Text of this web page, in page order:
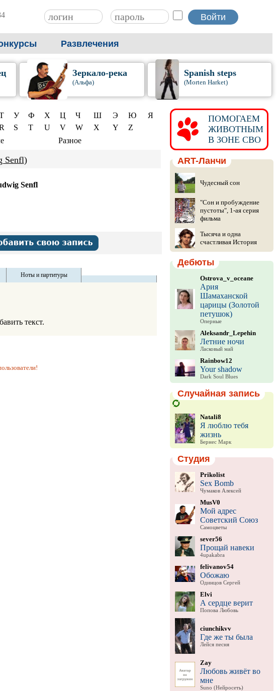
Развлечения
Зеркало-река
(Альфа)
Spanish steps
(Morten Harket)
У Ф Х Ц Ч Ш Э Ю
Я
S T U V W X Y
Z
Разное
Senfl)
Senfl
Ноты и партитуры
текст.
ПОМОГАЕМ
ЖИВОТНЫМ
В ЗОНЕ СВО
ART-Ланчи
Чудесный сон
"Сон и пробуждение
пустоты", 1-ая серия
фильма
Тысяча и одна
счастливая История
Дебюты
Ostrova_v_oceane
Ария
Шамаханской
царицы (Золотой
петушок)
Оперные
Aleksandr_Lepehin
Летние ночи
Ласковый май
Rainbow12
Your shadow
Dark Soul Blues
Случайная запись
Natali8
Я люблю тебя
жизнь
Бернес Марк
Студия
Prikolist
Sex Bomb
Чумаков Алексей
MusV0
Мой адрес
Советский Союз
Самоцветы
sever56
Прощай навеки
4upakabra
felivanov54
Обожаю
Одинцов Сергей
Elvi
А сердце верит
Попова Любовь
ciunchikvv
Где же ты была
Лейся песня
Zay
Любовь живёт во
мне
Suno (Нейросеть)